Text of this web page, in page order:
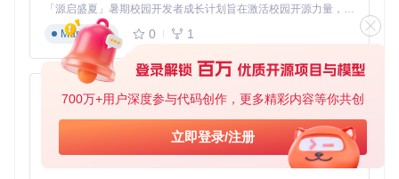
700万+用户深度参与代码创作，更多精彩内容等你共创
立即登录/注册
系统，可在2500-3500RPM范围内实现更精细的温度控制。
✅ 效果验证方法论：科学评估散热优化效果
基准测试阶段：运行Cinebench R23记录默认设置下的温
配置调整阶段：通过smcFanControl应用新的风扇控制策
压力测试阶段：使用Intel Power Gadget监控持续高负载
「源启盛夏」暑期校园开发者成长计划旨在激活校园开源力量，通过积分激励、认证扶持、资源倾斜等形式，引导高校组织和开发者完成「入驻 — 建项目 — 做贡献 — 获认证 — 得资源」的完整闭环。无论你是想带领社团入驻平台的组织者，还是希望用代码贡献证明自己的开发者，都能在这里找到属于你的成长路径。
Markdown
0 1
py-xiaozhi
基于Python的Xiaozhi AI，适用于想要完整Xiaozhi体验而无需拥有专用硬件的用户。
Python
0 1